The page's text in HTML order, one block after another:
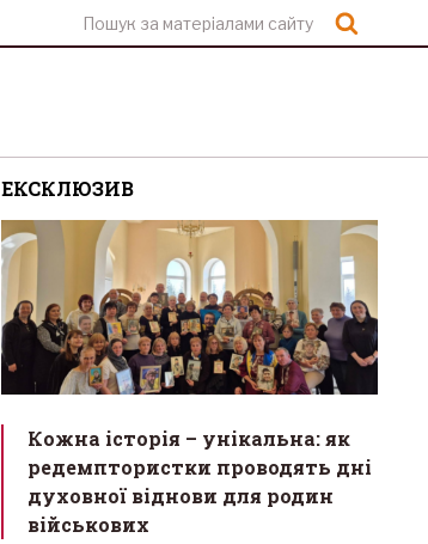
ЕКСКЛЮЗИВ
Кожна історія – унікальна: як
редемптористки проводять дні
духовної віднови для родин
військових